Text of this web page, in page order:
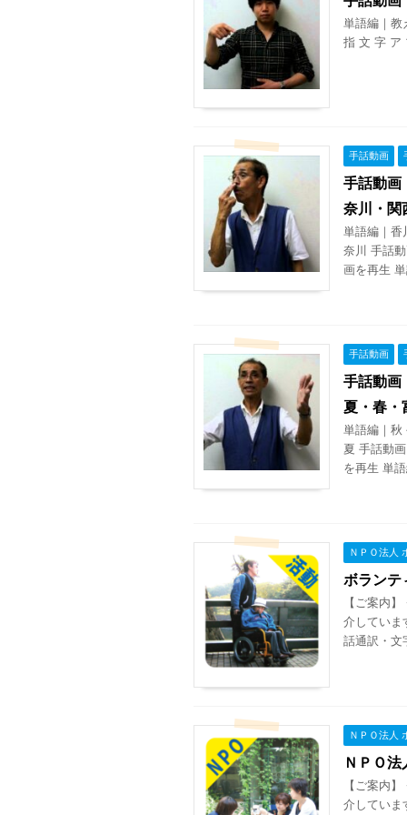
単語編｜
指 文 字 ア
手話動画
手話動
奈川・関
単語編｜香
奈川 手話
画を再生
手話動画
手話動画
夏・春・
単語編｜秋
夏 手話動
を再生 単
ＮＰＯ法人
ボランテ
【ご案内
介していま
話通訳・文
ＮＰＯ法人
ＮＰＯ
【ご案内
介していま